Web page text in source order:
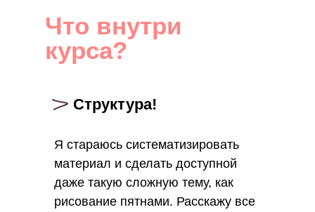
Что внутри
курса?
Структура!
Я стараюсь систематизировать
материал и сделать доступной
даже такую сложную тему, как
рисование пятнами. Расскажу все